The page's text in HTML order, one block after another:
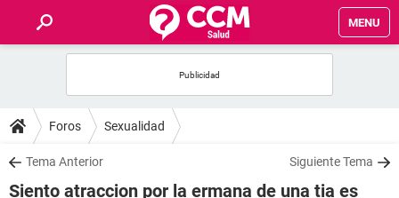
MENU
FOROS
SALUD
Foros Sexualidad
Tema Anterior Siguiente Tema
Siento atraccion por la ermana de una tia es